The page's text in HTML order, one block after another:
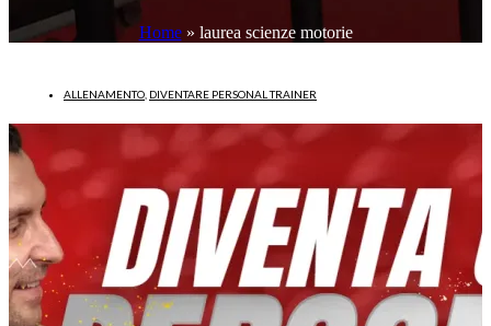
Home» laurea scienze motorie
ALLENAMENTO DIVENTARE PERSONAL TRAINER